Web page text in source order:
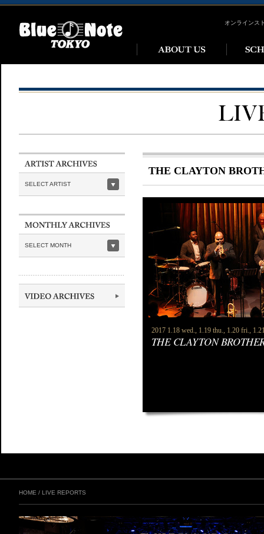
オンラインス
SELECT ARTIST
SELECT MONTH
THE CLAYTON
2017 1.18 wed., 1.19 thu., 1.20 fri.,
THE CLAYTON
HOME / LIVE REPORTS